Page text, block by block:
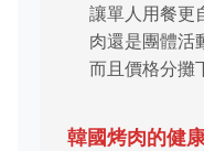
讓單人用餐更
肉還是團體活
而且價格分攤
韓國烤肉的健